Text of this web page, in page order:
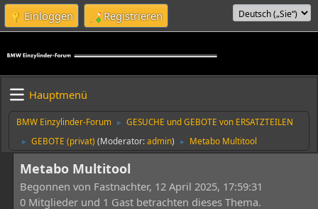
Einloggen Registrieren
Hauptmenü
BMW Einzylinder-Forum ► GESUCHE und GEBOTE von ERSATZTEILEN
► GEBOTE (privat) (Moderator:admin) ► Metabo Multitool
Metabo Multitool
Begonnen von Fastnachter, 12 April 2025, 17:59:31
0 Mitglieder und 1 Gast betrachten dieses Thema.